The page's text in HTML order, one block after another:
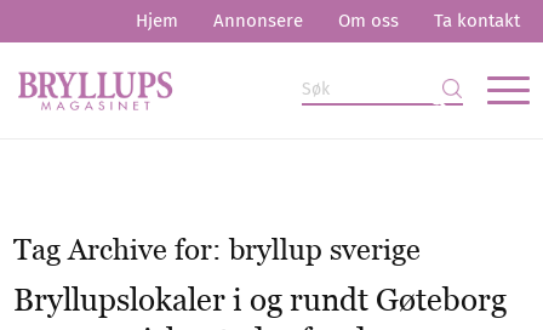
Hjem Annonsere Om oss Ta kontakt
Tag Archive for:bryllup sverige
Bryllupslokaler i og rundt Gøteborg